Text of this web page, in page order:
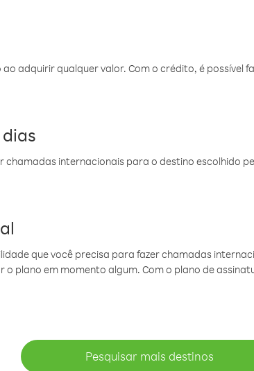
adquirir qualquer valor. Com o crédito, é possível
chamadas internacionais para o destino escolhido
que você precisa para fazer chamadas
plano em momento algum. Com o plano de
Pesquisar mais destinos